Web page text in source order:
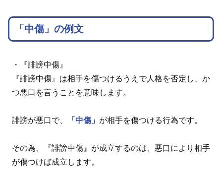
「中傷」の例文
・『誹謗中傷』
『誹謗中傷』は相手を傷つけるうえで人格を否定し、か
つ悪口を言うことを意味します。
誹謗が悪口で、 「中傷」 が相手を傷つける行為です。
その為、『誹謗中傷』が成立するのは、悪口により相手
が傷つけば成立します。